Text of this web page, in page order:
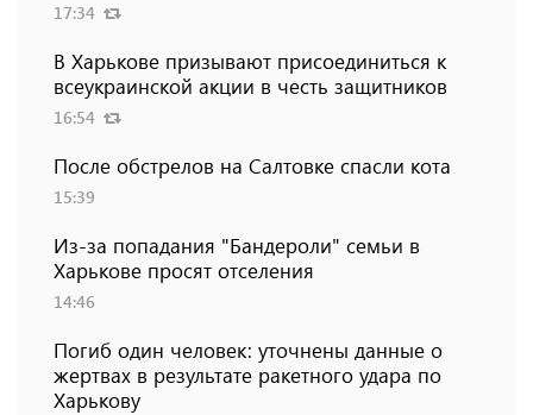
17:34
В Харькове призывают присоединиться к
всеукраинской акции в честь защитников
16:54
После обстрелов на Салтовке спасли кота
15:39
Из-за попадания "Бандероли" семьи в
Харькове просят отселения
14:46
Погиб один человек: уточнены данные о
жертвах в результате ракетного удара по
Харькову